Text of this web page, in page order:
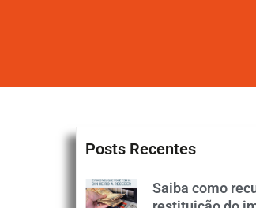
Posts Recentes
Saiba como